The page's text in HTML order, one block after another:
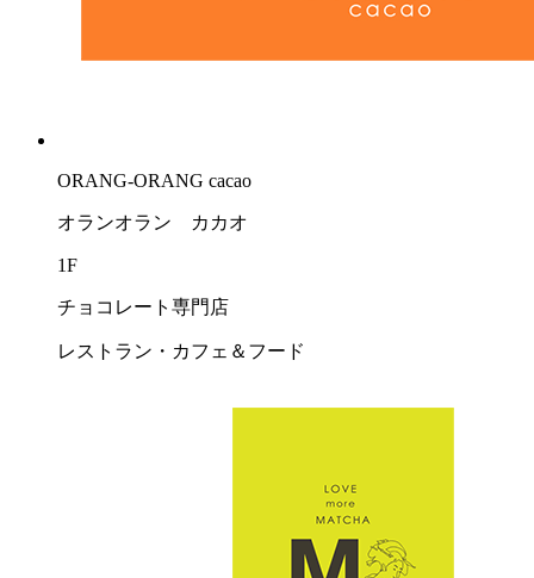
ORANG-ORANG cacao
オランオラン カカオ
1F
チョコレート専門店
レストラン・カフェ＆フード